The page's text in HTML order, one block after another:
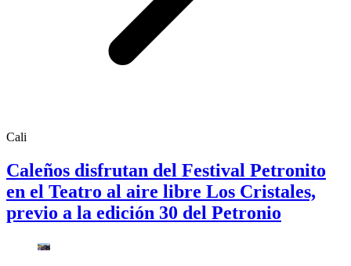
Cali
Caleños disfrutan del Festival Petronito
en el Teatro al aire libre Los Cristales,
previo a la edición 30 del Petronio